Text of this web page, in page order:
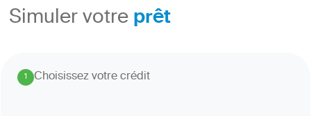
Simuler votreprêt
1. Choisissez votre crédit